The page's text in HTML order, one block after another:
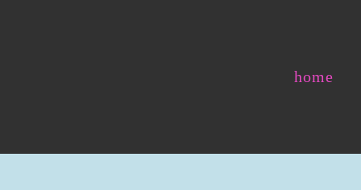
home